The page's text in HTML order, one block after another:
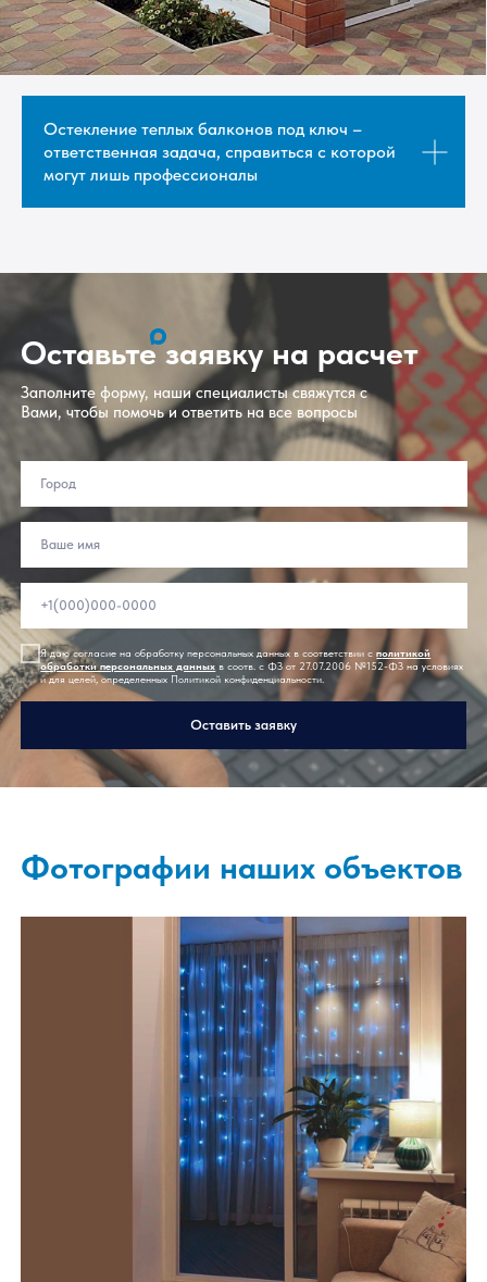
Остекление теплых балконов под ключ –
ответственная задача, справиться с которой
могут лишь профессионалы
Оставьте заявку на расчет
Заполните форму, наши специалисты свяжутся с
Вами, чтобы помочь и ответить на все вопросы
Я даю согласие на обработку персональных данных в соответствии с олитикой
обработки персональных данныхв соотв. с ФЗ от 27.07.2006 №152-ФЗ на
Фотографии наших